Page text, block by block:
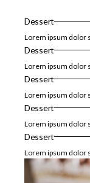
Dessert
Lorem ipsum dolor
Dessert
Lorem ipsum dolor
Dessert
Lorem ipsum dolor
Dessert
Lorem ipsum dolor
Dessert
Lorem ipsum dolor